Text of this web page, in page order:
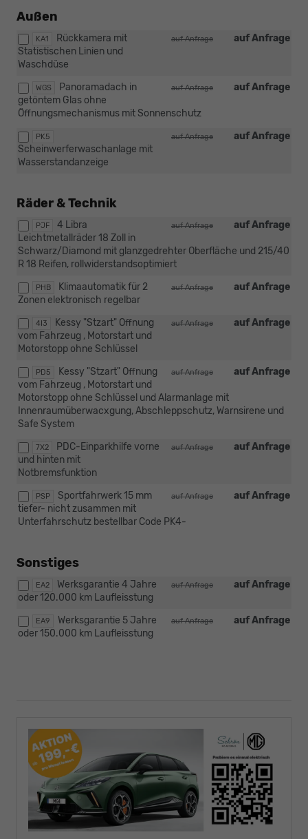
Außen
KA1 auf Anfrage
auf Anfrage
Rückkamera mit
Statistischen Linien und
Waschdüse
WGS auf Anfrage
auf Anfrage
Panoramadach in
getöntem Glas ohne
Öffnungsmechanismus mit Sonnenschutz
PK5 auf Anfrage
auf Anfrage
Scheinwerferwaschanlage mit
Wasserstandanzeige
Räder & Technik
PJF auf Anfrage
auf Anfrage
4 Libra
Leichtmetallräder 18 Zoll in
Schwarz/Diamond mit glanzgedrehter Oberfläche und 215/40
R 18 Reifen, rollwiderstandsoptimiert
PHB auf Anfrage
auf Anfrage
Klimaautomatik für 2
Zonen elektronisch regelbar
4I3 auf Anfrage
auf Anfrage
Kessy "Stzart" Offnung
vom Fahrzeug , Motorstart und
Motorstopp ohne Schlüssel
PD5 auf Anfrage
auf Anfrage
Kessy "Stzart" Offnung
vom Fahrzeug , Motorstart und
Motorstopp ohne Schlüssel und Alarmanlage mit
Innenraumüberwacxgung, Abschleppschutz, Warnsirene und
Safe System
7X2 auf Anfrage
auf Anfrage
PDC-Einparkhilfe vorne
und hinten mit
Notbremsfunktion
PSP auf Anfrage
auf Anfrage
Sportfahrwerk 15 mm
tiefer- nicht zusammen mit
Unterfahrschutz bestellbar Code PK4-
Sonstiges
EA2 auf Anfrage
auf Anfrage
Werksgarantie 4 Jahre
oder 120.000 km Laufleisstung
EA9 auf Anfrage
auf Anfrage
Werksgarantie 5 Jahre
oder 150.000 km Laufleisstung